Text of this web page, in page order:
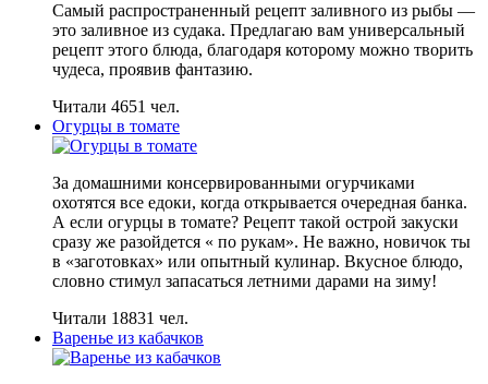
Самый распространенный рецепт заливного из рыбы —
это заливное из судака. Предлагаю вам универсальный
рецепт этого блюда, благодаря которому можно творить
чудеса, проявив фантазию.
Читали 4651 чел.
Огурцы в томате
За домашними консервированными огурчиками
охотятся все едоки, когда открывается очередная банка.
А если огурцы в томате? Рецепт такой острой закуски
сразу же разойдется « по рукам». Не важно, новичок ты
в «заготовках» или опытный кулинар. Вкусное блюдо,
словно стимул запасаться летними дарами на зиму!
Читали 18831 чел.
Варенье из кабачков